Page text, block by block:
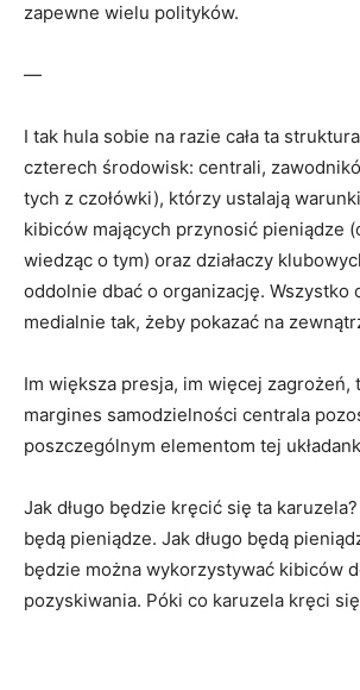
zapewne wielu polityków.
—
I tak hula sobie na razie cała ta
czterech środowisk: centrali,
tych z czołówki), którzy ustalają
kibiców mających przynosić pieniądze
wiedząc o tym) oraz działaczy
oddolnie dbać o organizację. Wszystko
medialnie tak, żeby pokazać na
Im większa presja, im więcej zagrożeń,
margines samodzielności centrala
poszczególnym elementom tej
Jak długo będzie kręcić się ta karuzela?
będą pieniądze. Jak długo będą
będzie można wykorzystywać kibiców
pozyskiwania. Póki co karuzela kręci